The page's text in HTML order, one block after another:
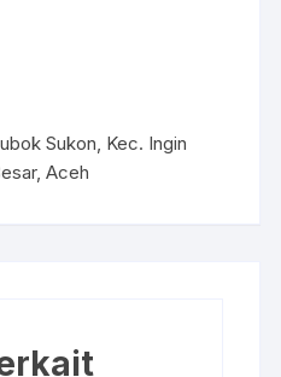
Sukon, Kec. Ingin
Aceh